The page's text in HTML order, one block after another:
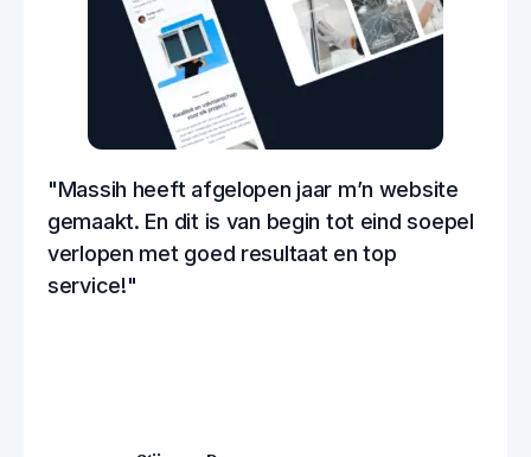
"Massih heeft afgelopen jaar m’n website
gemaakt. En dit is van begin tot eind soepel
verlopen met goed resultaat en top
service!"